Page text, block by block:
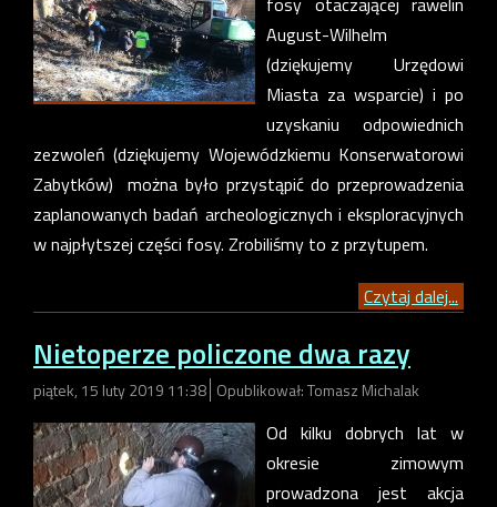
August-Wilhelm
(dziękujemy Urzędowi
Miasta za wsparcie) i po
uzyskaniu odpowiednich
zezwoleń (dziękujemy Wojewódzkiemu Konserwatorowi
Zabytków) można było przystąpić do przeprowadzenia
zaplanowanych badań archeologicznych i eksploracyjnych
w najpłytszej części fosy. Zrobiliśmy to z przytupem.
Czytaj dalej...
Nietoperze policzone dwa razy
piątek, 15 luty 2019 11:38 Opublikował: Tomasz Michalak
Od kilku dobrych lat w
okresie zimowym
prowadzona jest akcja